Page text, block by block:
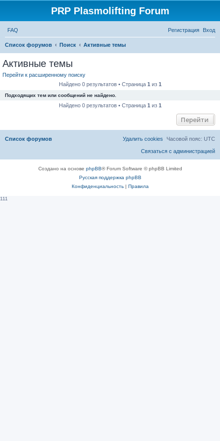
PRP Plasmolifting Forum
FAQ Вход
Регистрация
Список форумов Поиск Активные темы
Активные темы
Перейти к расширенному поиску
Найдено 0 результатов • Страница 1 из 1
Подходящих тем или сообщений не найдено.
Найдено 0 результатов • Страница 1 из 1
Перейти
Список форумов Часовой пояс: UTC
Удалить cookies
Связаться с администрацией
Создано на основе phpBB® Forum Software © phpBB Limited
Русская поддержка phpBB
Конфиденциальность| Правила
111